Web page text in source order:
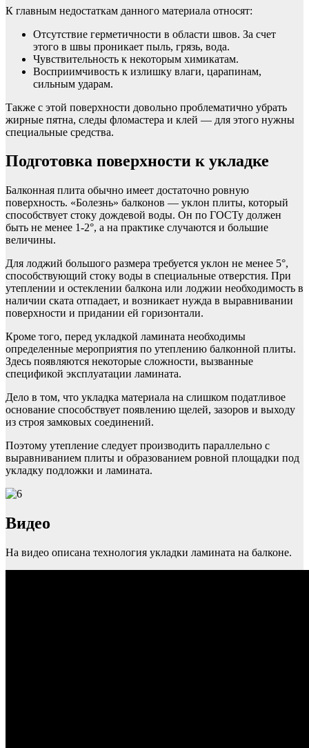
К главным недостаткам данного материала относят:
Отсутствие герметичности в области швов. За счет
этого в швы проникает пыль, грязь, вода.
Чувствительность к некоторым химикатам.
Восприимчивость к излишку влаги, царапинам,
сильным ударам.
Также с этой поверхности довольно проблематично убрать
жирные пятна, следы фломастера и клей — для этого нужны
специальные средства.
Подготовка поверхности к укладке
Балконная плита обычно имеет достаточно ровную
поверхность. «Болезнь» балконов — уклон плиты, который
способствует стоку дождевой воды. Он по ГОСТу должен
быть не менее 1-2°, а на практике случаются и большие
величины.
Для лоджий большого размера требуется уклон не менее 5°,
способствующий стоку воды в специальные отверстия. При
утеплении и остеклении балкона или лоджии необходимость в
наличии ската отпадает, и возникает нужда в выравнивании
поверхности и придании ей горизонтали.
Кроме того, перед укладкой ламината необходимы
определенные мероприятия по утеплению балконной плиты.
Здесь появляются некоторые сложности, вызванные
спецификой эксплуатации ламината.
Дело в том, что укладка материала на слишком податливое
основание способствует появлению щелей, зазоров и выходу
из строя замковых соединений.
Поэтому утепление следует производить параллельно с
выравниванием плиты и образованием ровной площадки под
укладку подложки и ламината.
Видео
На видео описана технология укладки ламината на балконе.